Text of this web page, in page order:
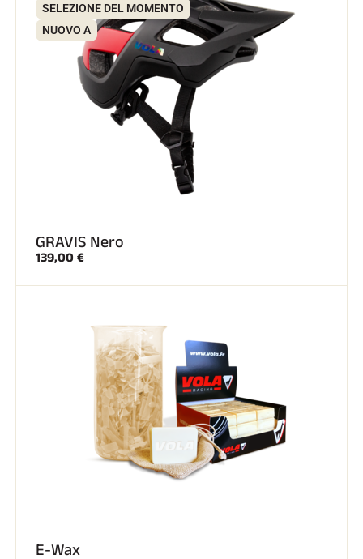
SCI SU TUTTI I TERRENI
SCI DI FONDO
SELEZIONE DEL MOMENTO
NUOVO A
GRAVIS Nero
139,00 €
E-Wax